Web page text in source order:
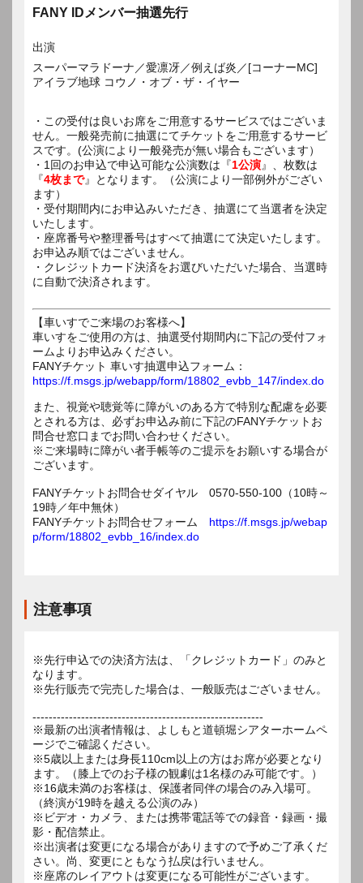
FANY IDメンバー抽選先行
出演
スーパーマラドーナ／愛凛冴／例えば炎／[コーナーMC]
アイラブ地球 コウノ・オブ・ザ・イヤー
・この受付は良いお席をご用意するサービスではございま
せん。一般発売前に抽選にてチケットをご用意するサービ
スです。(公演により一般発売が無い場合もございます）
・1回のお申込で申込可能な公演数は『1公演』、枚数は
『4枚まで』となります。（公演により一部例外がござい
ます）
・受付期間内にお申込みいただき、抽選にて当選者を決定
いたします。
・座席番号や整理番号はすべて抽選にて決定いたします。
お申込み順ではございません。
・クレジットカード決済をお選びいただいた場合、当選時
に自動で決済されます。
【車いすでご来場のお客様へ】
車いすをご使用の方は、抽選受付期間内に下記の受付フォ
ームよりお申込みください。
FANYチケット 車いす抽選申込フォーム：
https://f.msgs.jp/webapp/form/18802_evbb_147/index.do
また、視覚や聴覚等に障がいのある方で特別な配慮を必要
とされる方は、必ずお申込み前に下記のFANYチケットお
問合せ窓口までお問い合わせください。
※ご来場時に障がい者手帳等のご提示をお願いする場合が
ございます。
FANYチケットお問合せダイヤル 0570-550-100（10時～
19時／年中無休）
FANYチケットお問合せフォーム https://f.msgs.jp/webap
p/form/18802_evbb_16/index.do
注意事項
※先行申込での決済方法は、「クレジットカード」のみと
なります。
※先行販売で完売した場合は、一般販売はございません。
---------------------------------------------------------
※最新の出演者情報は、よしもと道頓堀シアターホームペ
ージでご確認ください。
※5歳以上または身長110cm以上の方はお席が必要となり
ます。（膝上でのお子様の観劇は1名様のみ可能です。）
※16歳未満のお客様は、保護者同伴の場合のみ入場可。
（終演が19時を越える公演のみ）
※ビデオ・カメラ、または携帯電話等での録音・録画・撮
影・配信禁止。
※出演者は変更になる場合がありますので予めご了承くだ
さい。尚、変更にともなう払戻は行いません。
※座席のレイアウトは変更になる可能性がございます。